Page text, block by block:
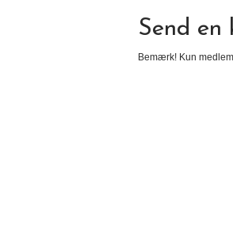
Send en
Bemærk! Kun